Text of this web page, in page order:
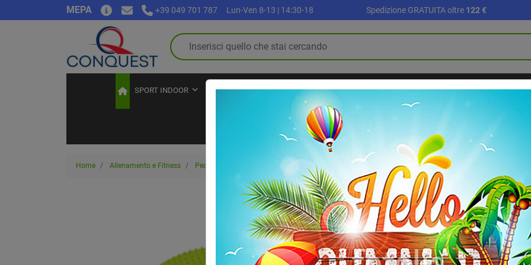
MEPA +39 049 701 787 Lun-Ven 8-13 | 14:30-18 Spedizione GRATUITA oltre 122 €
SPORT INDOOR SPORT OUTDOOR PALLONI E ACCESSORI SETTORE SCUOLA ALLENAMENTO E
RIABILITAZIONE E RECUPERO
Home Allenamento e Fitness Pedane per l'equilibrio Disco Gym Cushion diametro 33 cm
Disco Gym
Disco gym cushion diametro
4.4/5-10